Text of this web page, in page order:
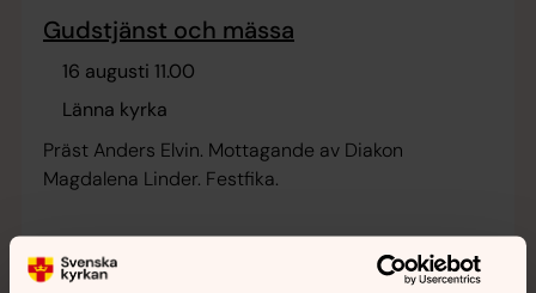
Gudstjänst och mässa
16 augusti 11.00
Länna kyrka
Präst Anders Elvin. Mottagande av Diakon
Magdalena Linder. Festfika.
Gudstjänst och mässa